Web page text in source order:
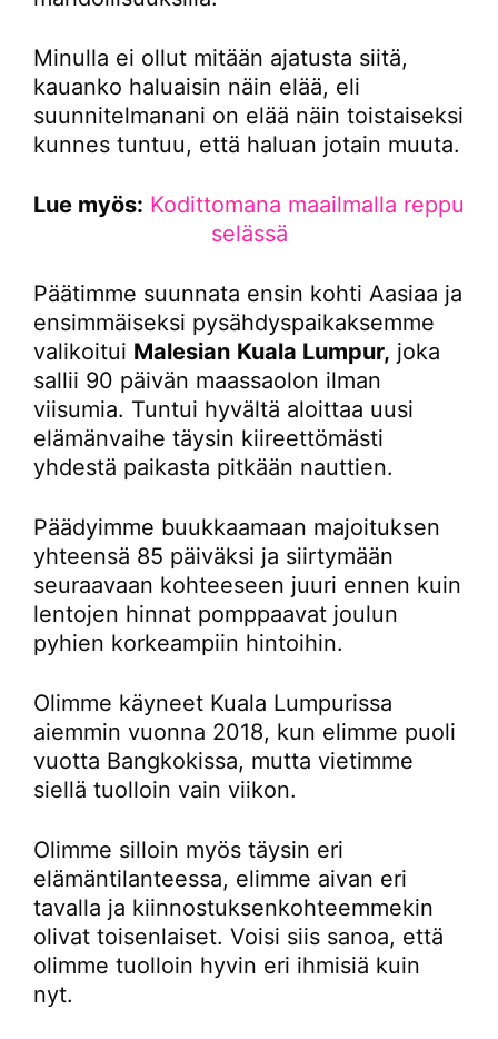
Minulla ei ollut mitään ajatusta siitä,
kauanko haluaisin näin elää, eli
suunnitelmanani on elää näin toistaiseksi
kunnes tuntuu, että haluan jotain muuta.
Lue myös: Kodittomana maailmalla reppu
selässä
Päätimme suunnata ensin kohti Aasiaa ja
ensimmäiseksi pysähdyspaikaksemme
valikoitui Malesian Kuala Lumpur, joka
sallii 90 päivän maassaolon ilman
viisumia. Tuntui hyvältä aloittaa uusi
elämänvaihe täysin kiireettömästi
yhdestä paikasta pitkään nauttien.
Päädyimme buukkaamaan majoituksen
yhteensä 85 päiväksi ja siirtymään
seuraavaan kohteeseen juuri ennen kuin
lentojen hinnat pomppaavat joulun
pyhien korkeampiin hintoihin.
Olimme käyneet Kuala Lumpurissa
aiemmin vuonna 2018, kun elimme puoli
vuotta Bangkokissa, mutta vietimme
siellä tuolloin vain viikon.
Olimme silloin myös täysin eri
elämäntilanteessa, elimme aivan eri
tavalla ja kiinnostuksenkohteemmekin
olivat toisenlaiset. Voisi siis sanoa, että
olimme tuolloin hyvin eri ihmisiä kuin
nyt.